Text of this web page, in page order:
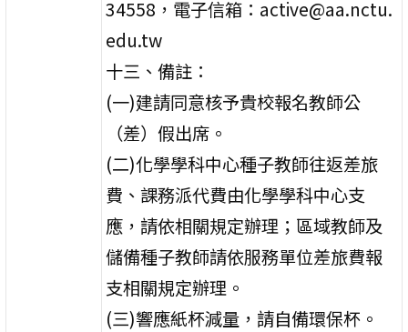
34558，電子信箱：active@aa.nctu.
edu.tw
十三、備註：
(一)建請同意核予貴校報名教師公
（差）假出席。
(二)化學學科中心種子教師往返差旅
費、課務派代費由化學學科中心支
應，請依相關規定辦理；區域教師及
儲備種子教師請依服務單位差旅費報
支相關規定辦理。
(三)響應紙杯減量，請自備環保杯。